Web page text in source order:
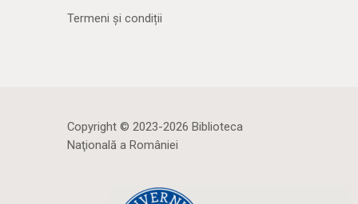
Termeni și condiții
Copyright © 2023-2026 Biblioteca
Naţională a României